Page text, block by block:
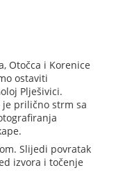
Otočca i Korenice
ostaviti
Plješivici.
je prilično strm sa
Slijedi povratak
izvora i točenje